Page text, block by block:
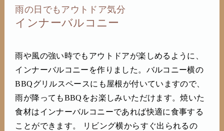
雨の日でもアウトドア気分
インナーバルコニー
雨や風の強い時でもアウトドアが楽しめるように、
インナーバルコニーを作りました。バルコニー横の
BBQグリルスペースにも屋根が付いていますので、
雨が降ってもBBQをお楽しみいただけます。焼いた
食材はインナーバルコニーであれば快適に食事する
ことができます。 リビング横からすぐ出られるの